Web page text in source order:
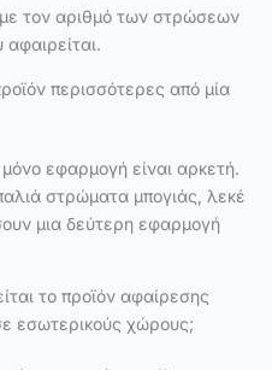
τον αριθμό των στρώσεων
αφαιρείται.
περισσότερες από μία
εφαρμογή είναι αρκετή.
στρώματα μπογιάς, λεκέ
μια δεύτερη εφαρμογή
το προϊόν αφαίρεσης
εσωτερικούς χώρους;